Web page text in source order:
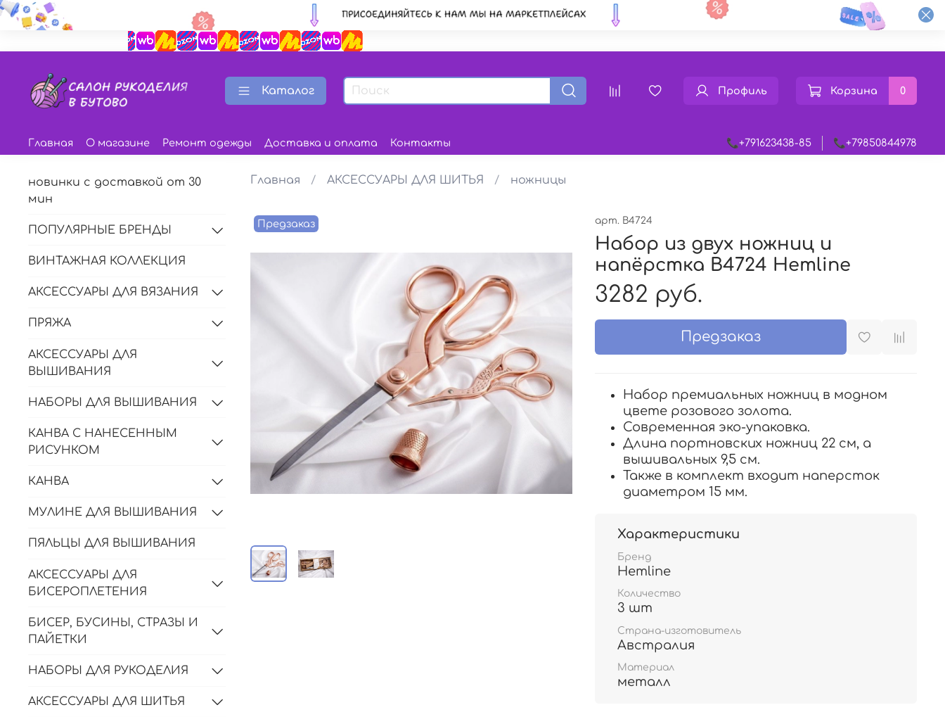
Каталог Профиль Корзина 0
Главная О магазине Ремонт одежды Доставка и оплата Контакты 📞+791623438-85 📞+79850844978
Главная АКСЕССУАРЫ ДЛЯ ШИТЬЯ ножницы
Предзаказ арт. В4724
Набор из двух ножниц и
напёрстка В4724 Hemline
3282 руб.
Предзаказ
Набор премиальных ножниц в модном
цвете розового золота.
Современная эко-упаковка.
Длина портновских ножниц 22 см, а
вышивальных 9,5 см.
Также в комплект входит наперсток
диаметром 15 мм.
Характеристики
Бренд
Hemline
Количество
3 шт
Страна-изготовитель
Австралия
Материал
металл
новинки с доставкой от 30
мин
ПОПУЛЯРНЫЕ БРЕНДЫ
ВИНТАЖНАЯ КОЛЛЕКЦИЯ
АКСЕССУАРЫ ДЛЯ ВЯЗАНИЯ
ПРЯЖА
АКСЕССУАРЫ ДЛЯ
ВЫШИВАНИЯ
НАБОРЫ ДЛЯ ВЫШИВАНИЯ
КАНВА С НАНЕСЕННЫМ
РИСУНКОМ
КАНВА
МУЛИНЕ ДЛЯ ВЫШИВАНИЯ
ПЯЛЬЦЫ ДЛЯ ВЫШИВАНИЯ
АКСЕССУАРЫ ДЛЯ
БИСЕРОПЛЕТЕНИЯ
БИСЕР, БУСИНЫ, СТРАЗЫ И
ПАЙЕТКИ
НАБОРЫ ДЛЯ РУКОДЕЛИЯ
АКСЕССУАРЫ ДЛЯ ШИТЬЯ